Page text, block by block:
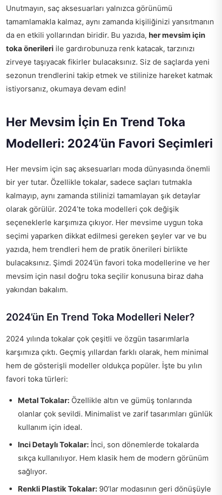
Unutmayın, saç aksesuarları yalnızca görünümü
tamamlamakla kalmaz, aynı zamanda kişiliğinizi yansıtmanın
da en etkili yollarından biridir. Bu yazıda, her mevsim için
toka önerileri ile gardırobunuza renk katacak, tarzınızı
zirveye taşıyacak fikirler bulacaksınız. Siz de saçlarda yeni
sezonun trendlerini takip etmek ve stilinize hareket katmak
istiyorsanız, okumaya devam edin!
Her Mevsim İçin En Trend Toka
Modelleri: 2024’ün Favori Seçimleri
Her mevsim için saç aksesuarları moda dünyasında önemli
bir yer tutar. Özellikle tokalar, sadece saçları tutmakla
kalmayıp, aynı zamanda stilinizi tamamlayan şık detaylar
olarak görülür. 2024’te toka modelleri çok değişik
seçeneklerle karşımıza çıkıyor. Her mevsime uygun toka
seçimi yaparken dikkat edilmesi gereken şeyler var ve bu
yazıda, hem trendleri hem de pratik önerileri birlikte
bulacaksınız. Şimdi 2024’ün favori toka modellerine ve her
mevsim için nasıl doğru toka seçilir konusuna biraz daha
yakından bakalım.
2024’ün En Trend Toka Modelleri Neler?
2024 yılında tokalar çok çeşitli ve özgün tasarımlarla
karşımıza çıktı. Geçmiş yıllardan farklı olarak, hem minimal
hem de gösterişli modeller oldukça popüler. İşte bu yılın
favori toka türleri:
Metal Tokalar: Özellikle altın ve gümüş tonlarında
olanlar çok sevildi. Minimalist ve zarif tasarımları günlük
kullanım için ideal.
Inci Detaylı Tokalar: İnci, son dönemlerde tokalarda
sıkça kullanılıyor. Hem klasik hem de modern görünüm
sağlıyor.
Renkli Plastik Tokalar: 90’lar modasının geri dönüşüyle